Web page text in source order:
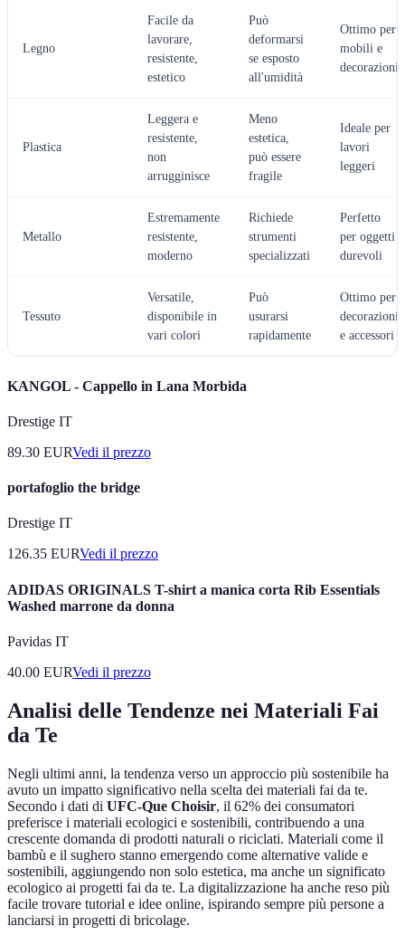
Legno
Facile da
lavorare,
resistente,
estetico
Può
deformarsi
se esposto
all'umidità
Ottimo per
mobili e
decorazioni
Plastica
Leggera e
resistente,
non
arrugginisce
Meno
estetica,
può essere
fragile
Ideale per
lavori
leggeri
Metallo
Estremamente
resistente,
moderno
Richiede
strumenti
specializzati
Perfetto
per oggetti
durevoli
Tessuto
Versatile,
disponibile in
vari colori
Può
usurarsi
rapidamente
Ottimo per
decorazioni
e accessori
KANGOL - Cappello in Lana Morbida
Drestige IT
89.30 EURVedi il prezzo
portafoglio the bridge
Drestige IT
126.35 EURVedi il prezzo
ADIDAS ORIGINALS T-shirt a manica corta Rib Essentials
Washed marrone da donna
Pavidas IT
40.00 EURVedi il prezzo
Analisi delle Tendenze nei Materiali Fai
da Te
Negli ultimi anni, la tendenza verso un approccio più sostenibile ha
avuto un impatto significativo nella scelta dei materiali fai da te.
Secondo i dati di UFC-Que Choisir, il 62% dei consumatori
preferisce i materiali ecologici e sostenibili, contribuendo a una
crescente domanda di prodotti naturali o riciclati. Materiali come il
bambù e il sughero stanno emergendo come alternative valide e
sostenibili, aggiungendo non solo estetica, ma anche un significato
ecologico ai progetti fai da te. La digitalizzazione ha anche reso più
facile trovare tutorial e idee online, ispirando sempre più persone a
lanciarsi in progetti di bricolage.